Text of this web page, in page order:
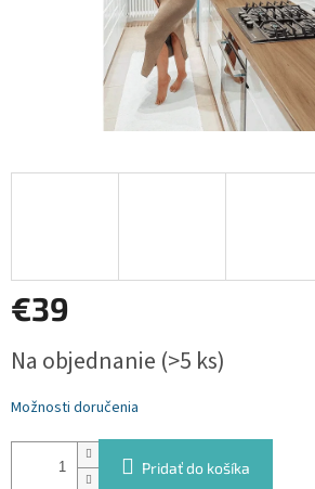
€39
cena:
Na objednanie (>5 ks)
Možnosti doručenia
Pridať do košíka